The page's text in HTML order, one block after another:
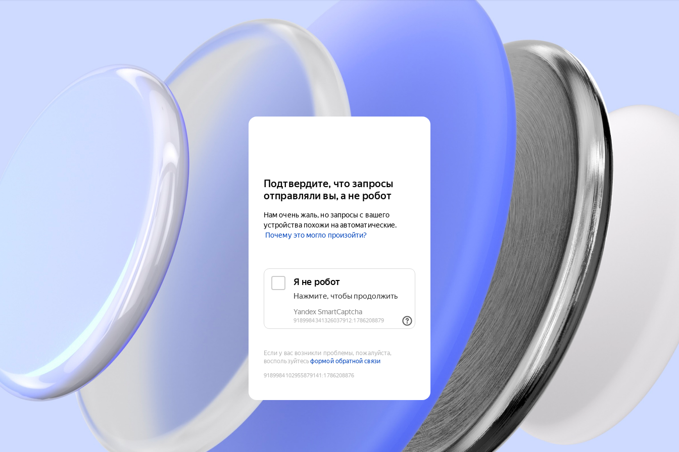
Подтвердите, что запросы
отправляли вы, а не робот
Нам очень жаль, но запросы с вашего
устройства похожи на автоматические.
Почему это могло произойти?
Если у вас возникли проблемы, пожалуйста,
воспользуйтесьформой обратной связи
9189984102955879141 :1786208876